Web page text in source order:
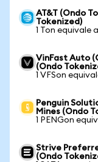
AT&T (Ondo
Tokenized)
1 Ton equivale
VinFast Auto
(Ondo
1 VFSon
Penguin
Mines (Ondo
1 PENGon
Strive
(Ondo